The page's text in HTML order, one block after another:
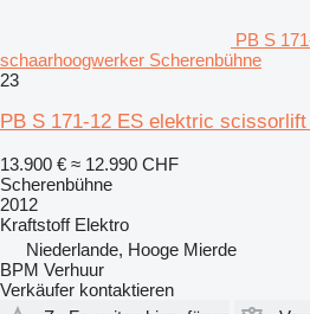
PB S
schaarhoogwerker Scherenbühne
23
PB S 171-12 ES elektric
13.900 € ≈ 12.990 CHF
Scherenbühne
2012
Kraftstoff Elektro
Niederlande, Hooge Mierde
BPM Verhuur
Verkäufer kontaktieren